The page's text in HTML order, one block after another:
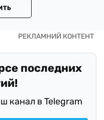
последних
канал в Telegram